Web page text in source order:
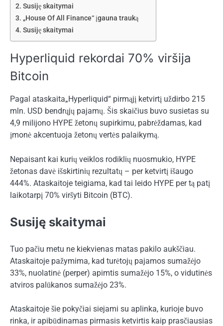
Susiję skaitymai
„House Of All Finance“ įgauna trauką
Susiję skaitymai
Hyperliquid rekordai 70% viršija
Bitcoin
Pagal ataskaita„Hyperliquid“ pirmąjį ketvirtį uždirbo 215
mln. USD bendrųjų pajamų. Šis skaičius buvo susietas su
4,9 milijono HYPE žetonų supirkimu, pabrėždamas, kad
įmonė akcentuoja žetonų vertės palaikymą.
Nepaisant kai kurių veiklos rodiklių nuosmukio, HYPE
žetonas davė išskirtinių rezultatų – per ketvirtį išaugo
444%. Ataskaitoje teigiama, kad tai leido HYPE per tą patį
laikotarpį 70% viršyti Bitcoin (BTC).
Susiję skaitymai
Tuo pačiu metu ne kiekvienas matas pakilo aukščiau.
Ataskaitoje pažymima, kad turėtojų pajamos sumažėjo
33%, nuolatinė (perper) apimtis sumažėjo 15%, o vidutinės
atviros palūkanos sumažėjo 23%.
Ataskaitoje šie pokyčiai siejami su aplinka, kurioje buvo
rinka, ir apibūdinamas pirmasis ketvirtis kaip prasčiausias